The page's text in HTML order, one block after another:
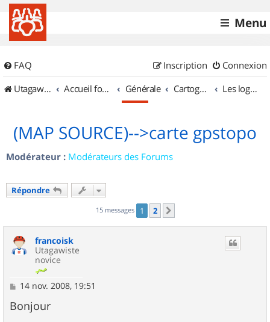
Menu
FAQ Connexion
Inscription
UtagawaVTT (Randos VTT et VTTAE avec traces GPS)
Accueil forum Générale Cartographie et GPS Les logiciels
(MAP SOURCE)-->carte gpstopo
Modérateur : Modérateurs des Forums
Répondre
15 messages 1 2
francoisk
Utagawiste
novice
M
s
s
14 nov. 2008, 19:51
Bonjour